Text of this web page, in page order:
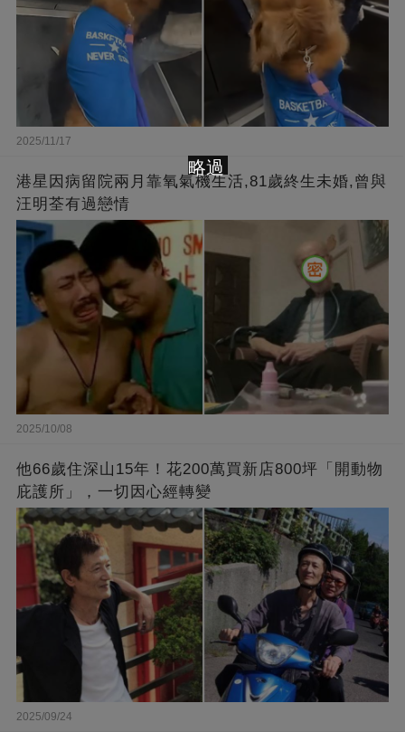
2025/11/17
港星因病留院兩月靠氧氣機生活,81歲終生未婚,曾與
汪明荃有過戀情
2025/10/08
他66歲住深山15年！花200萬買新店800坪「開動物
庇護所」，一切因心經轉變
2025/09/24
略過